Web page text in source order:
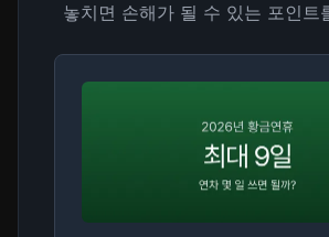
놓치면 손해가 될 수 있는 포인트